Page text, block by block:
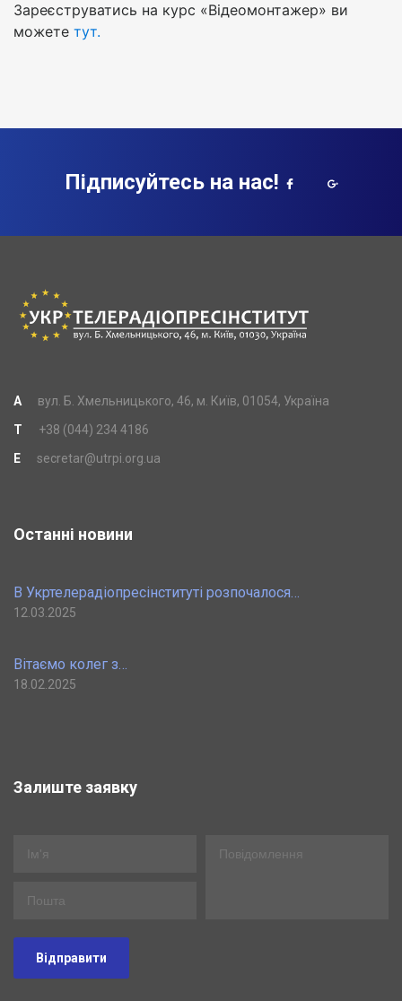
Зареєструватись на курс «Відеомонтажер» ви
можете тут.
Підписуйтесь на нас!
A
вул. Б. Хмельницького, 46, м. Київ, 01054, Україна
T
+38 (044) 234 4186
E
secretar@utrpi.org.ua
Останні новини
В Укртелерадіопресінституті розпочалося…
12.03.2025
Вітаємо колег з…
18.02.2025
Залиште заявку
Відправити